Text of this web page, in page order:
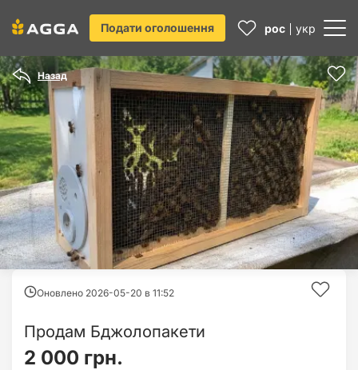
Подати оголошення рос укр
Назад
Оновлено 2026-05-20 в 11:52
Продам Бджолопакети
2 000 грн.